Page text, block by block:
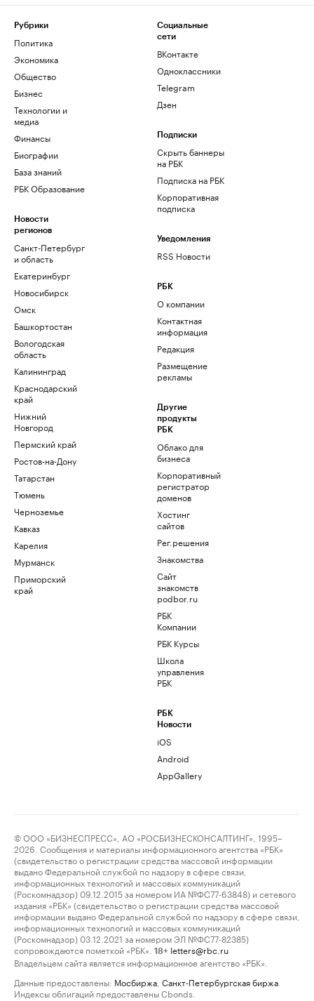
Рубрики
Политика
Экономика
Общество
Бизнес
Технологии и
медиа
Финансы
Биографии
База знаний
РБК Образование
Новости
регионов
Санкт-Петербург
и область
Екатеринбург
Новосибирск
Омск
Башкортостан
Вологодская
область
Калининград
Краснодарский
край
Нижний
Новгород
Пермский край
Ростов-на-Дону
Татарстан
Тюмень
Черноземье
Кавказ
Карелия
Мурманск
Приморский
край
Социальные
сети
ВКонтакте
Одноклассники
Telegram
Дзен
Подписки
Скрыть баннеры
на РБК
Подписка на РБК
Корпоративная
подписка
Уведомления
RSS Новости
РБК
О компании
Контактная
информация
Редакция
Размещение
рекламы
Другие
продукты
РБК
Облако для
бизнеса
Корпоративный
регистратор
доменов
Хостинг
сайтов
Рег.решения
Знакомства
Сайт
знакомств
podbor.ru
РБК
Компании
РБК Курсы
Школа
управления
РБК
РБК
Новости
iOS
Android
AppGallery
© ООО «БИЗНЕСПРЕСС», АО «РОСБИЗНЕСКОНСАЛТИНГ», 1995–
2026. Сообщения и материалы информационного агентства «РБК»
(свидетельство о регистрации средства массовой информации
выдано Федеральной службой по надзору в сфере связи,
информационных технологий и массовых коммуникаций
(Роскомнадзор) 09.12.2015 за номером ИА №ФС77-63848) и сетевого
издания «РБК» (свидетельство о регистрации средства массовой
информации выдано Федеральной службой по надзору в сфере связи,
информационных технологий и массовых коммуникаций
(Роскомнадзор) 03.12.2021 за номером ЭЛ №ФС77-82385)
сопровождаются пометкой «РБК».
18+ letters@rbc.ru
Владельцем сайта является информационное агентство «РБК».
Данные предоставлены: Мосбиржа Санкт-Петербургская биржа
Индексы облигаций предоставлены Cbonds.